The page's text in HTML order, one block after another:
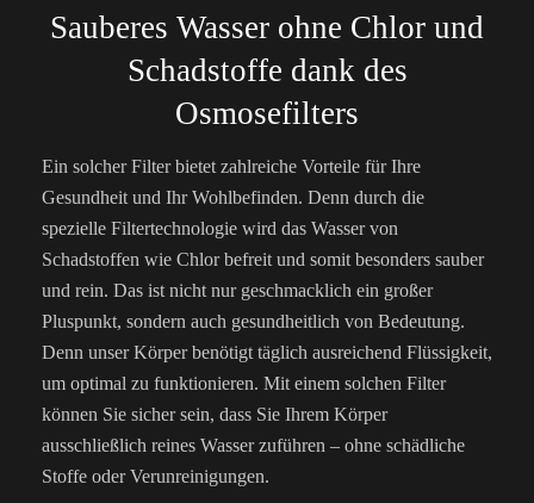
Sauberes Wasser ohne Chlor und
Schadstoffe dank des
Osmosefilters
Ein solcher Filter bietet zahlreiche Vorteile für Ihre
Gesundheit und Ihr Wohlbefinden. Denn durch die
spezielle Filtertechnologie wird das Wasser von
Schadstoffen wie Chlor befreit und somit besonders sauber
und rein. Das ist nicht nur geschmacklich ein großer
Pluspunkt, sondern auch gesundheitlich von Bedeutung.
Denn unser Körper benötigt täglich ausreichend Flüssigkeit,
um optimal zu funktionieren. Mit einem solchen Filter
können Sie sicher sein, dass Sie Ihrem Körper
ausschließlich reines Wasser zuführen – ohne schädliche
Stoffe oder Verunreinigungen.